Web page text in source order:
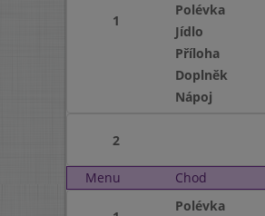
1
Polévka
Jídlo
Příloha
Doplněk
Nápoj
2
Menu Chod
Polévka